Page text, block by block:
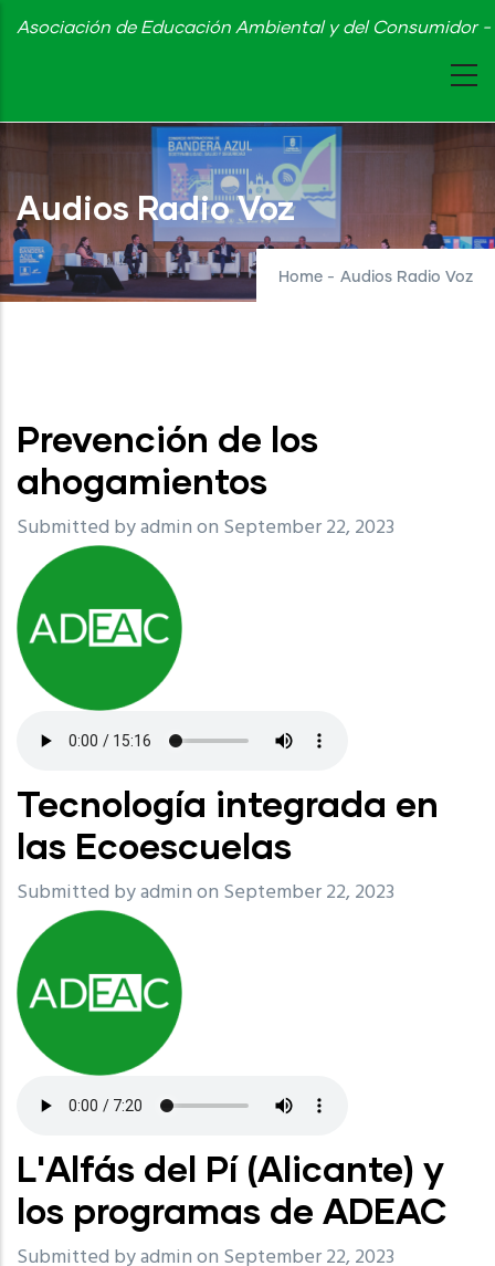
Skip
content
Asociación de Educación Ambiental y del Consumidor
Audios Radio Voz
Home - Audios Radio Voz
Prevención de los
ahogamientos
Submitted byadminon September 22, 2023
Tecnología integrada en
las Ecoescuelas
Submitted byadminon September 22, 2023
L'Alfás del Pí (Alicante) y
los programas de ADEAC
Submitted byadminon September 22, 2023